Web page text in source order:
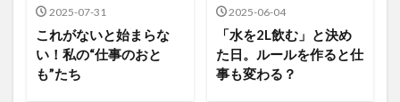
2025-07-31
これがないと始まらな
い！私の“仕事のおと
も”たち
2025-06-04
「水を2L飲む」と決め
た日。ルールを作ると仕
事も変わる？